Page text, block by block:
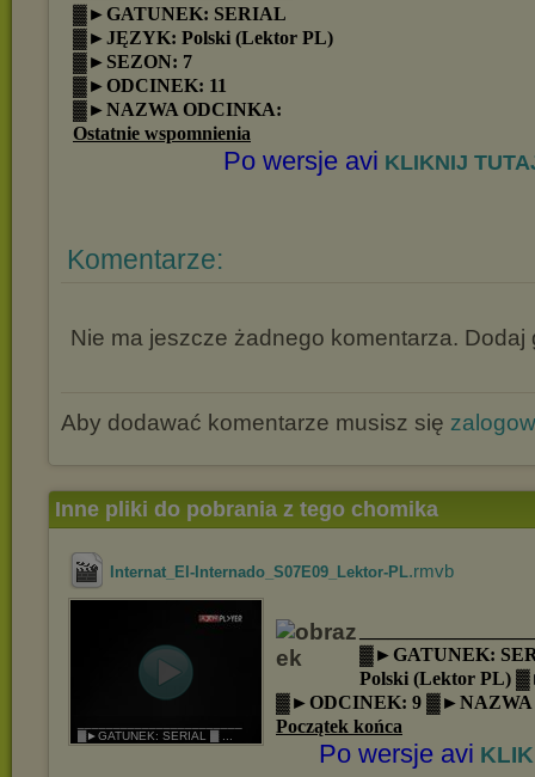
▓►GATUNEK: SERIAL
▓►JĘZYK: Polski (Lektor PL)
▓►SEZON: 7
▓►ODCINEK: 11
▓►NAZWA ODCINKA:
Ostatnie wspomnienia
Po wersje avi KLIKNIJ
Komentarze:
Nie ma jeszcze żadnego komentarza. Dodaj
Aby dodawać komentarze musisz się
Inne pliki do pobrania z tego chomika
Internat_El-Internado_S07E09_Lektor-PL.rmvb
▓►GATUNEK: SERIAL ▓ ...
▓►GATUNEK:
Polski (Lektor PL)
▓►ODCINEK: 9 ▓►NAZWA
Początek końca
Po wersje avi